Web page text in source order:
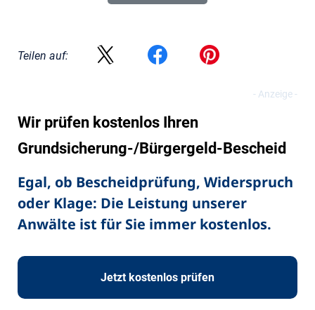
Teilen auf:
Wir prüfen kostenlos Ihren
Grundsicherung-/Bürgergeld-Bescheid
Egal, ob Bescheidprüfung, Widerspruch
oder Klage: Die Leistung unserer
Anwälte ist für Sie immer kostenlos.
Jetzt kostenlos prüfen